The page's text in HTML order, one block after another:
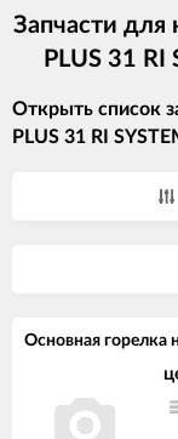
Запчасти для
PLUS 31 RI
Открыть список
PLUS 31 RI
Основная горелка